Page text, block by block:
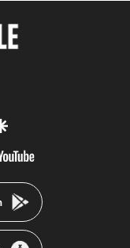
google
youtube-